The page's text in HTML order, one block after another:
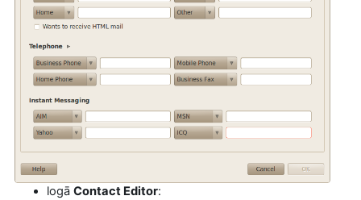
logā Contact Editor: